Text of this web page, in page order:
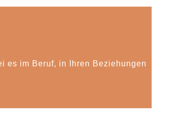
es im Beruf, in Ihren Beziehungen